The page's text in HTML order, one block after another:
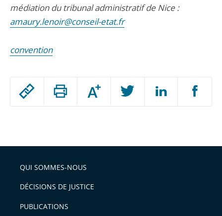
Passer
arriver
après
Augmenter
ou
l'article
pour
avant
médiation du tribunal administratif de Nice :
amaury.lenoir@conseil-etat.fr
convention
QUI SOMMES-NOUS
DÉCISIONS DE JUSTICE
PUBLICATIONS